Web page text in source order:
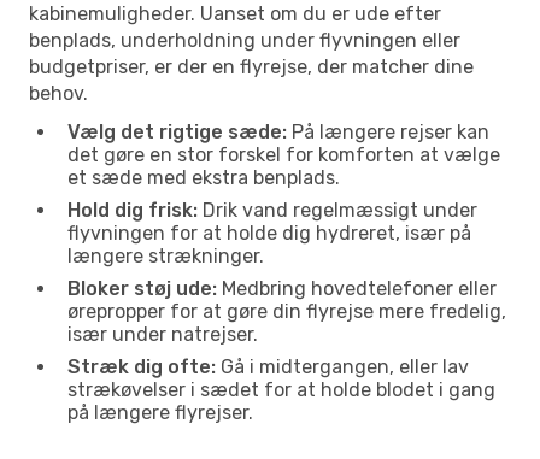
kabinemuligheder. Uanset om du er ude efter
benplads, underholdning under flyvningen eller
budgetpriser, er der en flyrejse, der matcher dine
behov.
Vælg det rigtige sæde: På længere rejser kan
det gøre en stor forskel for komforten at vælge
et sæde med ekstra benplads.
Hold dig frisk: Drik vand regelmæssigt under
flyvningen for at holde dig hydreret, især på
længere strækninger.
Bloker støj ude: Medbring hovedtelefoner eller
ørepropper for at gøre din flyrejse mere fredelig,
især under natrejser.
Stræk dig ofte: Gå i midtergangen, eller lav
strækøvelser i sædet for at holde blodet i gang
på længere flyrejser.